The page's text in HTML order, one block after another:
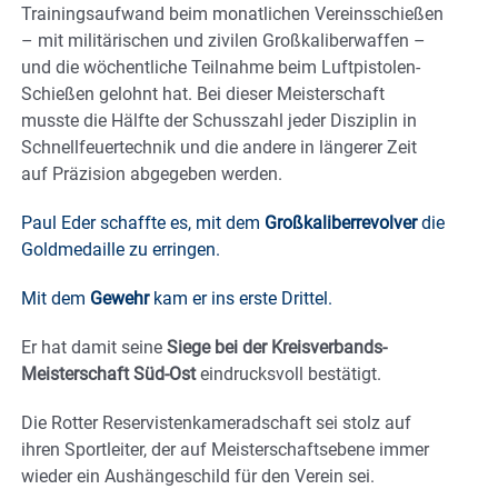
Trainingsaufwand beim monatlichen Vereinsschießen
– mit militärischen und zivilen Großkaliberwaffen –
und die wöchentliche Teilnahme beim Luftpistolen-
Schießen gelohnt hat. Bei dieser Meisterschaft
musste die Hälfte der Schusszahl jeder Disziplin in
Schnellfeuertechnik und die andere in längerer Zeit
auf Präzision abgegeben werden.
Paul Eder schaffte es, mit dem Großkaliberrevolverdie
Goldmedaille zu erringen.
Mit dem Gewehrkam er ins erste Drittel.
Er hat damit seine Siege bei der Kreisverbands-
Meisterschaft Süd-Osteindrucksvoll bestätigt.
Die Rotter Reservistenkameradschaft sei stolz auf
ihren Sportleiter, der auf Meisterschaftsebene immer
wieder ein Aushängeschild für den Verein sei.